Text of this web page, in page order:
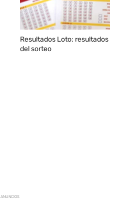
Resultados Loto: resultados
del sorteo
ANUNCIOS